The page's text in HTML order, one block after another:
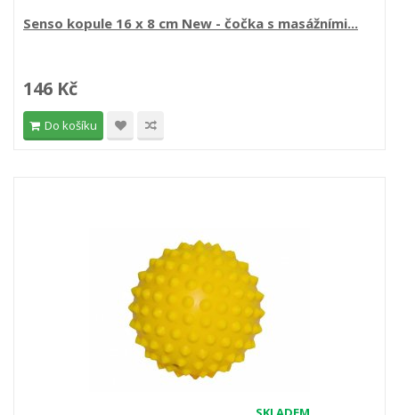
Senso kopule 16 x 8 cm New - čočka s masážními...
146 Kč
Do košíku